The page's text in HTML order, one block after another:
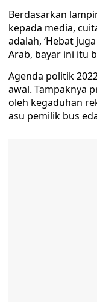
Berdasarkan
kepada media,
adalah, ‘Hebat
Arab, bayar ini itu
Agenda politik
awal. Tampaknya
oleh kegaduhan
asu pemilik bus